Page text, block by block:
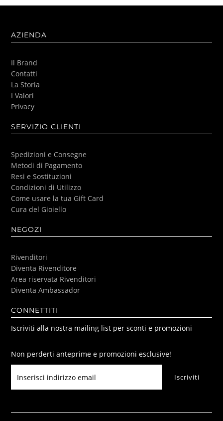
AZIENDA
Il Brand
Contatti
La Storia
I Valori
Privacy
SERVIZIO CLIENTI
Spedizioni e Consegne
Metodi di Pagamento
Resi e Sostituzioni
Condizioni di Utilizzo
Come usare la tua Gift Card
Cura del Gioiello
NEGOZI
Rivenditori
Diventa Rivenditore
Area riservata Rivenditori
Diventa Ambassador
CONNETTITI
Iscriviti alla nostra mailing list per sconti e promozioni
Non perderti anteprime e promozioni esclusive!